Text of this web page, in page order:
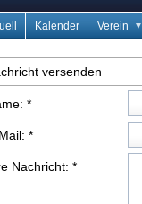
Kalender Verein▼
versenden
*
*
Nachricht: *